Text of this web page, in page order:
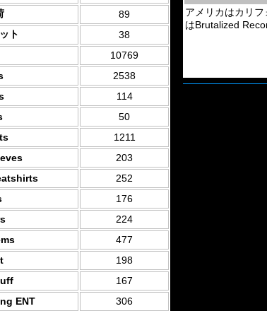
89
ト
38
10769
2538
114
50
1211
203
252
176
224
477
198
167
ENT
306
アメリカはカリ
はBrutalized